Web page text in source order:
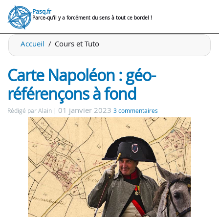
Pasq.fr
Parce-qu'il y a forcément du sens à tout ce bordel !
Accueil Cours et Tuto
Carte Napoléon : géo-
référençons à fond
Rédigé par Alain 01 janvier 2023 3 commentaires